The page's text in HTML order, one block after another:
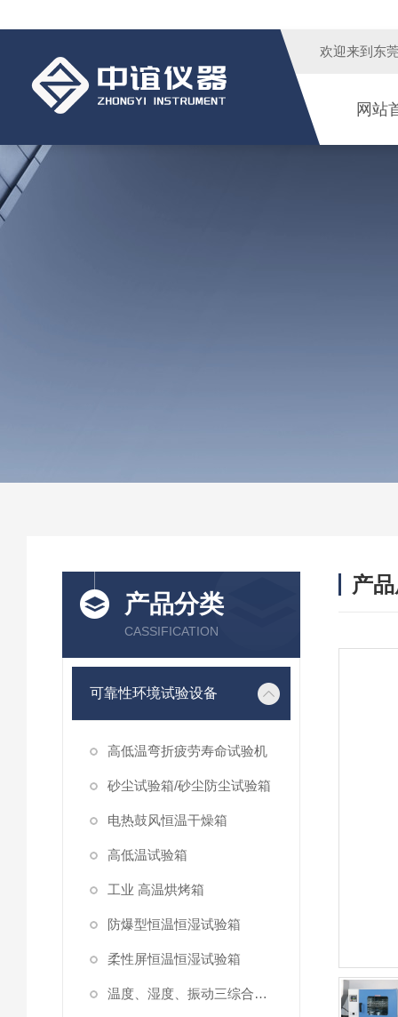
欢迎来到 东
网站
产品分类
CASSIFICATION
可靠性环境试验设备
高低温弯折疲劳寿命试验机
砂尘试验箱/砂尘防尘试验箱
电热鼓风恒温干燥箱
高低温试验箱
工业 高温烘烤箱
防爆型恒温恒湿试验箱
柔性屏恒温恒湿试验箱
温度、湿度、振动三综合试验箱
产